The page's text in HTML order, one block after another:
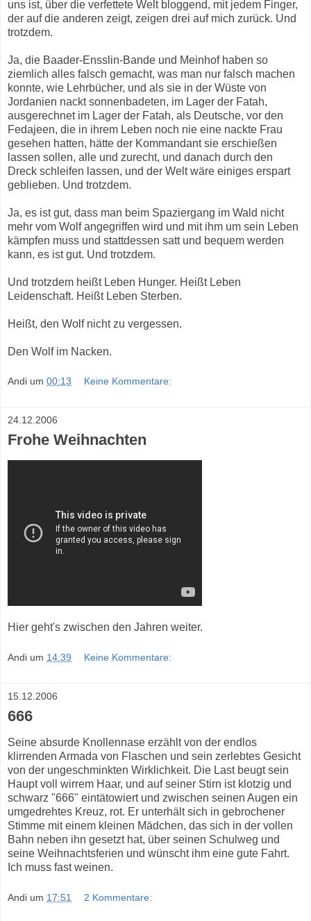
uns ist, über die verfettete Welt bloggend, mit jedem Finger,
der auf die anderen zeigt, zeigen drei auf mich zurück. Und
trotzdem.
Ja, die Baader-Ensslin-Bande und Meinhof haben so
ziemlich alles falsch gemacht, was man nur falsch machen
konnte, wie Lehrbücher, und als sie in der Wüste von
Jordanien nackt sonnenbadeten, im Lager der Fatah,
ausgerechnet im Lager der Fatah, als Deutsche, vor den
Fedajeen, die in ihrem Leben noch nie eine nackte Frau
gesehen hatten, hätte der Kommandant sie erschießen
lassen sollen, alle und zurecht, und danach durch den
Dreck schleifen lassen, und der Welt wäre einiges erspart
geblieben. Und trotzdem.
Ja, es ist gut, dass man beim Spaziergang im Wald nicht
mehr vom Wolf angegriffen wird und mit ihm um sein Leben
kämpfen muss und stattdessen satt und bequem werden
kann, es ist gut. Und trotzdem.
Und trotzdem heißt Leben Hunger. Heißt Leben
Leidenschaft. Heißt Leben Sterben.
Heißt, den Wolf nicht zu vergessen.
Den Wolf im Nacken.
Andi um 00:13 Keine Kommentare:
24.12.2006
Frohe Weihnachten
Hier geht's zwischen den Jahren weiter.
Andi um 14:39 Keine Kommentare:
15.12.2006
666
Seine absurde Knollennase erzählt von der endlos
klirrenden Armada von Flaschen und sein zerlebtes Gesicht
von der ungeschminkten Wirklichkeit. Die Last beugt sein
Haupt voll wirrem Haar, und auf seiner Stirn ist klotzig und
schwarz "666" eintätowiert und zwischen seinen Augen ein
umgedrehtes Kreuz, rot. Er unterhält sich in gebrochener
Stimme mit einem kleinen Mädchen, das sich in der vollen
Bahn neben ihn gesetzt hat, über seinen Schulweg und
seine Weihnachtsferien und wünscht ihm eine gute Fahrt.
Ich muss fast weinen.
Andi um 17:51 2 Kommentare: